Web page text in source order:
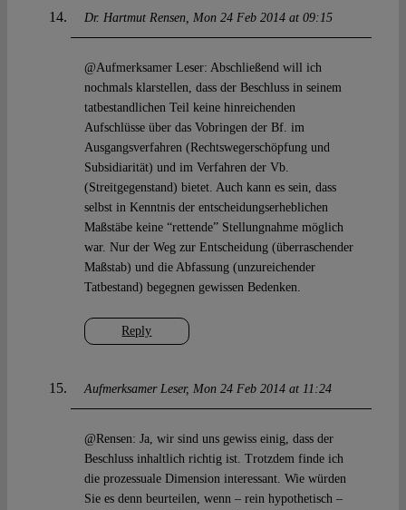
Dr. Hartmut Rensen Mon 24 Feb 2014 at 09:15
Reply
@Aufmerksamer Leser: Abschließend will ich
nochmals klarstellen, dass der Beschluss in seinem
tatbestandlichen Teil keine hinreichenden
Aufschlüsse über das Vobringen der Bf. im
Ausgangsverfahren (Rechtswegerschöpfung und
Subsidiarität) und im Verfahren der Vb.
(Streitgegenstand) bietet. Auch kann es sein, dass
selbst in Kenntnis der entscheidungserheblichen
Maßstäbe keine “rettende” Stellungnahme möglich
war. Nur der Weg zur Entscheidung (überraschender
Maßstab) und die Abfassung (unzureichender
Tatbestand) begegnen gewissen Bedenken.
Aufmerksamer Leser Mon 24 Feb 2014 at 11:24
@Rensen: Ja, wir sind uns gewiss einig, dass der
Beschluss inhaltlich richtig ist. Trotzdem finde ich
die prozessuale Dimension interessant. Wie würden
Sie es denn beurteilen, wenn – rein hypothetisch –